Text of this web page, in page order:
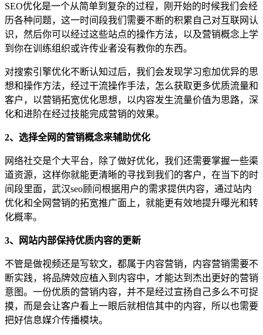
SEO优化是一个从简单到复杂的过程，刚开始的时候我们会经
历各种问题，这一时间段我们需要不断的积累自己对互联网认
识，然后你可以经过这些站点的操作方法，以及营销概念上学
到你在训练组织或许传业者没有教你的东西。
对搜索引擎优化不断认知过后，我们会发现学习愈加优异的思
想和操作方法，经过干流操作手法，怎么获取更多优质流量和
客户，以营销拓宽优化思想，以内容发生流量价值为思路，深
化和进阶在经过技能完成营销的效果。
2、选择全网的营销概念来辅助优化
网络社交是个大平台，除了做好优化，我们还需要掌握一些渠
道资源，这样你就能更清晰的寻找到我们的客户，在当下的时
间段里面，武汉seo顾问根据用户的需求提供内容，通过站内
优化和全网营销的拓宽推广面上，就能更有效地提升曝光和转
化概率。
3、网站内部保持优质内容的更新
不管是做视频还是写软文，都属于内容营销，内容营销需要不
断实践，将品牌效应植入到内容中，才能达到杰出更好的营销
意图。一份优质的营销内容，并不是经过宣扬自己多么不可捉
摸，而是会让客户看上一眼后就相信其中的内容，所以也需要
把好信息媒介传播模块。